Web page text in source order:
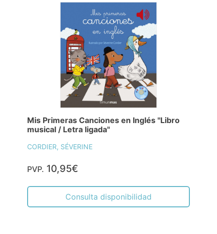
Mis Primeras Canciones en Inglés "Libro
musical / Letra ligada"
CORDIER, SÉVERINE
PVP. 10,95€
Consulta disponibilidad